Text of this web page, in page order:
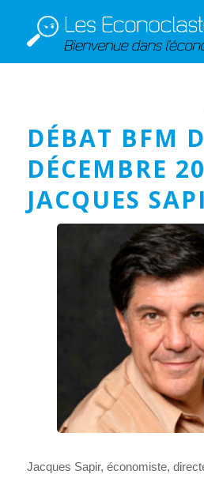
DÉBAT BFM
DÉCEMBRE
JACQUES
Jacques Sapir, économiste,